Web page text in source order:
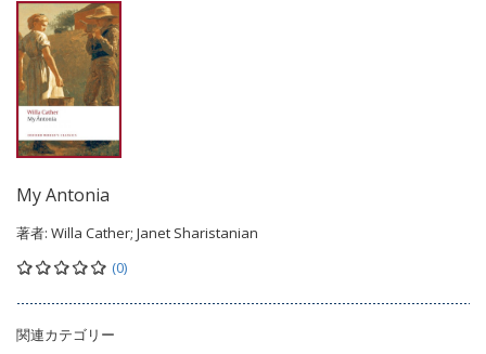
My Antonia
著者: Willa Cather; Janet Sharistanian
(0)
関連カテゴリー